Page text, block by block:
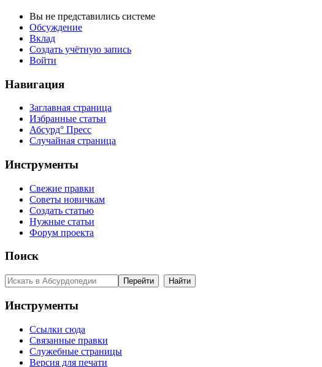
Вы не представились системе
Обсуждение
Вклад
Создать учётную запись
Войти
Навигация
Заглавная страница
Избранные статьи
Абсурд° Пресс
Случайная страница
Инструменты
Свежие правки
Советы новичкам
Создать статью
Нужные статьи
Форум проекта
Поиск
Инструменты
Ссылки сюда
Связанные правки
Служебные страницы
Версия для печати